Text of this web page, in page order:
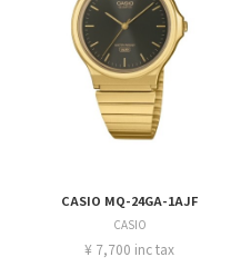
CASIO MQ-24GA-1AJF
CASIO
¥ 7,700 inc tax